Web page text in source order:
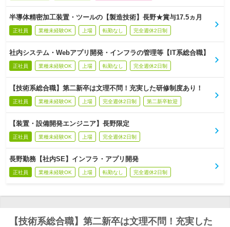
半導体精密加工装置・ツールの【製造技術】長野★賞与17.5ヵ月
正社員 業種未経験OK 上場 転勤なし 完全週休2日制
社内システム・Webアプリ開発・インフラの管理等【IT系総合職】
正社員 業種未経験OK 上場 転勤なし 完全週休2日制
【技術系総合職】第二新卒は文理不問！充実した研修制度あり！
正社員 業種未経験OK 上場 完全週休2日制 第二新卒歓迎
【装置・設備開発エンジニア】長野限定
正社員 業種未経験OK 上場 完全週休2日制
長野勤務【社内SE】インフラ・アプリ開発
正社員 業種未経験OK 上場 転勤なし 完全週休2日制
【技術系総合職】第二新卒は文理不問！充実した